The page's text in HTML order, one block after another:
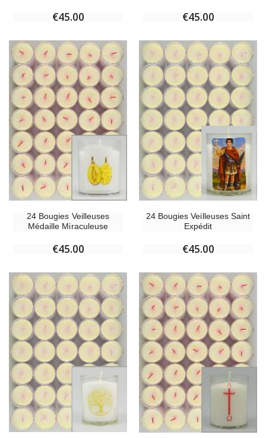
€45.00 €45.00
24 Bougies Veilleuses
Médaille Miraculeuse
€45.00
24 Bougies Veilleuses Saint
Expédit
€45.00